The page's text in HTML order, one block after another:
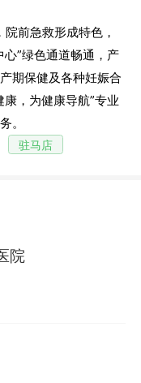
前急救形成特色，
”绿色通道畅通，产
期保健及各种妊娠合
，为健康导航”专业
。
驻马店
院